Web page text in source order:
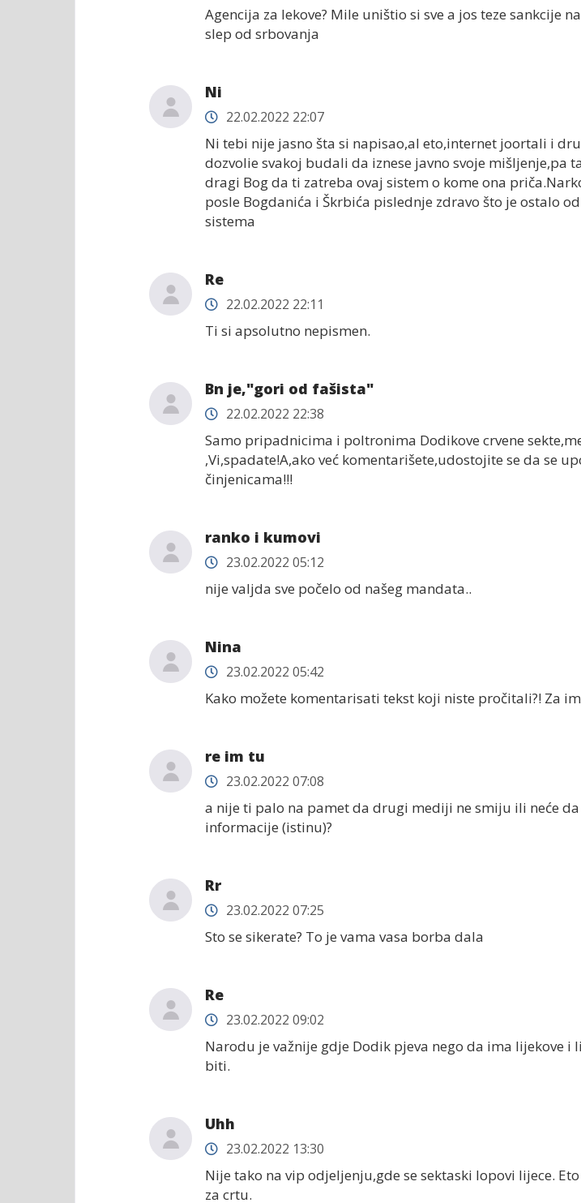
Agencija za lekove? Mile uništio si sve a jos teze sankcije
slep od srbovanja
Ni
22.02.2022 22:07
Ni tebi nije jasno šta si napisao,al eto,internet joortali i
dozvolie svakoj budali da iznese javno svoje mišljenje,pa
dragi Bog da ti zatreba ovaj sistem o kome ona
posle Bogdanića i Škrbića pislednje zdravo što je ostalo
sistema
Re
22.02.2022 22:11
Ti si apsolutno nepismen.
Bn je,"gori od fašista"
22.02.2022 22:38
Samo pripadnicima i poltronima Dodikove crvene
,Vi,spadate!A,ako već komentarišete,udostojite se da se
činjenicama!!!
ranko i kumovi
23.02.2022 05:12
nije valjda sve počelo od našeg mandata..
Nina
23.02.2022 05:42
Kako možete komentarisati tekst koji niste pročitali?! Za
re im tu
23.02.2022 07:08
a nije ti palo na pamet da drugi mediji ne smiju ili neće da
informacije (istinu)?
Rr
23.02.2022 07:25
Sto se sikerate? To je vama vasa borba dala
Re
23.02.2022 09:02
Narodu je važnije gdje Dodik pjeva nego da ima lijekove i
biti.
Uhh
23.02.2022 13:30
Nije tako na vip odjeljenju,gde se sektaski lopovi lijece.
za crtu.